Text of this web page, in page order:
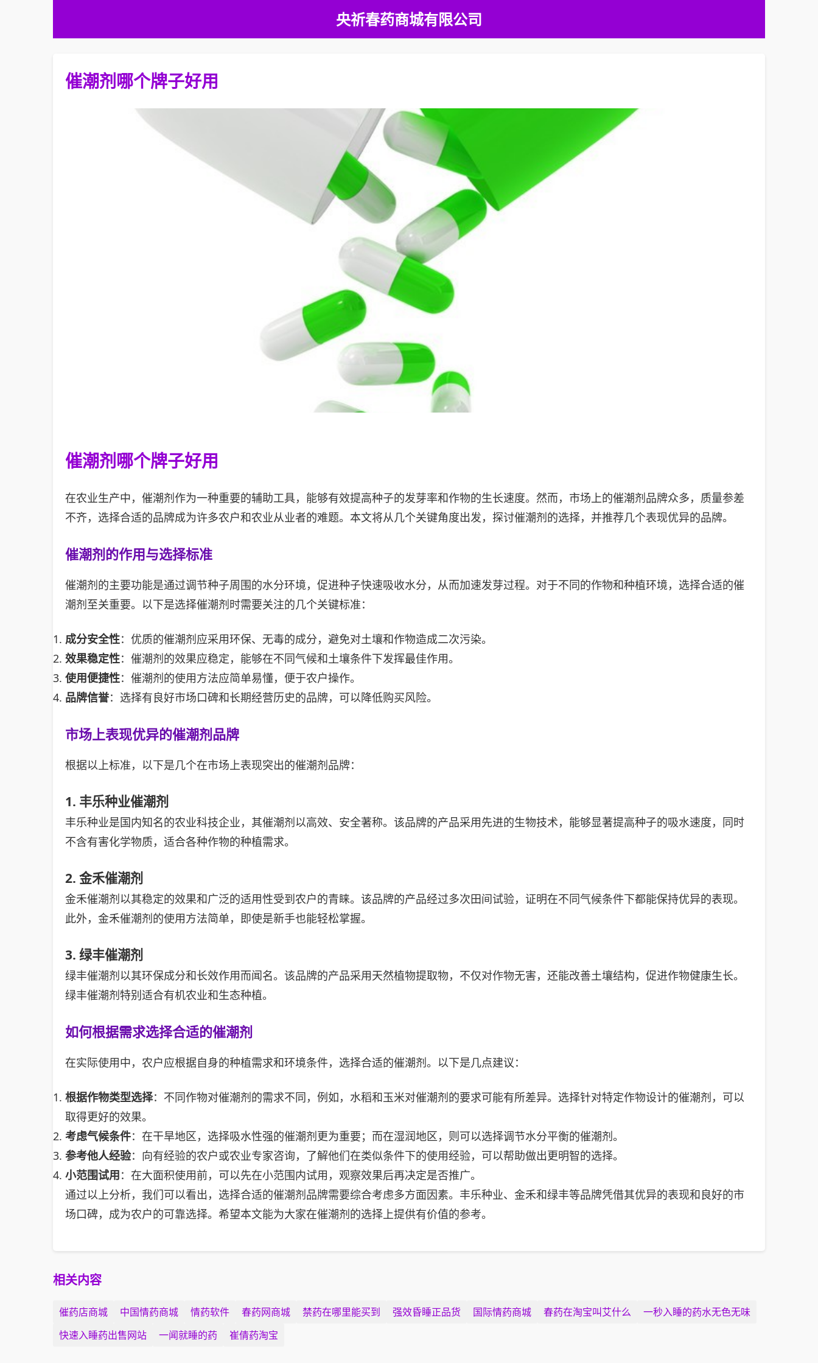
央祈春药商城有限公司
催潮剂哪个牌子好用
催潮剂哪个牌子好用
在农业生产中，催潮剂作为一种重要的辅助工具，能够有效提高种子的发芽率和作物的生长速度。然而，市场上的催潮剂品牌众多，质量参差
不齐，选择合适的品牌成为许多农户和农业从业者的难题。本文将从几个关键角度出发，探讨催潮剂的选择，并推荐几个表现优异的品牌。
催潮剂的作用与选择标准
催潮剂的主要功能是通过调节种子周围的水分环境，促进种子快速吸收水分，从而加速发芽过程。对于不同的作物和种植环境，选择合适的催
潮剂至关重要。以下是选择催潮剂时需要关注的几个关键标准：
成分安全性：优质的催潮剂应采用环保、无毒的成分，避免对土壤和作物造成二次污染。
效果稳定性：催潮剂的效果应稳定，能够在不同气候和土壤条件下发挥最佳作用。
使用便捷性：催潮剂的使用方法应简单易懂，便于农户操作。
品牌信誉：选择有良好市场口碑和长期经营历史的品牌，可以降低购买风险。
市场上表现优异的催潮剂品牌
根据以上标准，以下是几个在市场上表现突出的催潮剂品牌：
1. 丰乐种业催潮剂
丰乐种业是国内知名的农业科技企业，其催潮剂以高效、安全著称。该品牌的产品采用先进的生物技术，能够显著提高种子的吸水速度，同时
不含有害化学物质，适合各种作物的种植需求。
2. 金禾催潮剂
金禾催潮剂以其稳定的效果和广泛的适用性受到农户的青睐。该品牌的产品经过多次田间试验，证明在不同气候条件下都能保持优异的表现。
此外，金禾催潮剂的使用方法简单，即使是新手也能轻松掌握。
3. 绿丰催潮剂
绿丰催潮剂以其环保成分和长效作用而闻名。该品牌的产品采用天然植物提取物，不仅对作物无害，还能改善土壤结构，促进作物健康生长。
绿丰催潮剂特别适合有机农业和生态种植。
如何根据需求选择合适的催潮剂
在实际使用中，农户应根据自身的种植需求和环境条件，选择合适的催潮剂。以下是几点建议：
根据作物类型选择：不同作物对催潮剂的需求不同，例如，水稻和玉米对催潮剂的要求可能有所差异。选择针对特定作物设计的催潮剂，可以
取得更好的效果。
考虑气候条件：在干旱地区，选择吸水性强的催潮剂更为重要；而在湿润地区，则可以选择调节水分平衡的催潮剂。
参考他人经验：向有经验的农户或农业专家咨询，了解他们在类似条件下的使用经验，可以帮助做出更明智的选择。
小范围试用：在大面积使用前，可以先在小范围内试用，观察效果后再决定是否推广。
通过以上分析，我们可以看出，选择合适的催潮剂品牌需要综合考虑多方面因素。丰乐种业、金禾和绿丰等品牌凭借其优异的表现和良好的市
场口碑，成为农户的可靠选择。希望本文能为大家在催潮剂的选择上提供有价值的参考。
相关内容
催药店商城 中国情药商城 情药软件 春药网商城 禁药在哪里能买到 强效昏睡正品货 国际情药商城 春药在淘宝叫艾什么
一秒入睡的药水无色无味
快速入睡药出售网站
一闻就睡的药 崔倩药淘宝